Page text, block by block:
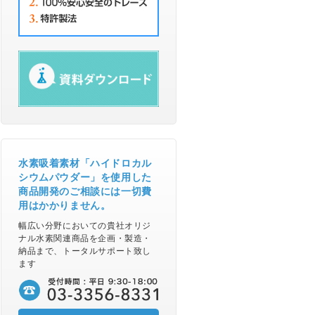
水素吸着素材「ハイドロカル
シウムパウダー」を使用した
商品開発のご相談には一切費
用はかかりません。
幅広い分野においての貴社オリジ
ナル水素関連商品を企画・製造・
納品まで、トータルサポート致し
ます